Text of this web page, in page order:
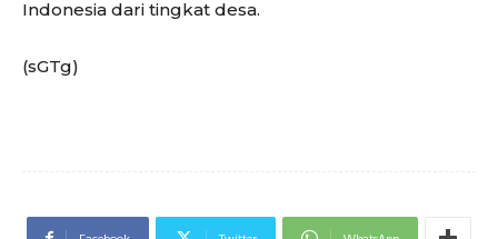
Indonesia dari tingkat desa.
(sGTg)